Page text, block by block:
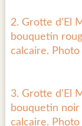
2. Grotte d'El
bouquetin
calcaire. Photo
3. Grotte d'El
bouquetin noir
calcaire. Photo